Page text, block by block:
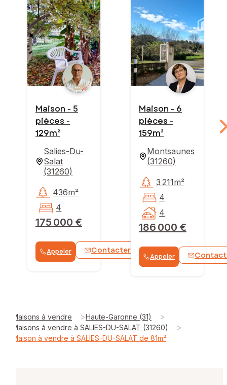
Maison - 5
pièces -
129m²
Salies-Du-
Salat
(31260)
175 000 €
436m²
4
Appeler Contacter WhatsApp
Maison - 6
pièces -
159m²
Montsaunes
(31260)
186 000 €
3 211m²
4
4
Appeler
Maisons à vendre >Haute-Garonne (31) >
Maisons à vendre à SALIES-DU-SALAT (31260) >
Maison à vendre à SALIES-DU-SALAT de 81m²